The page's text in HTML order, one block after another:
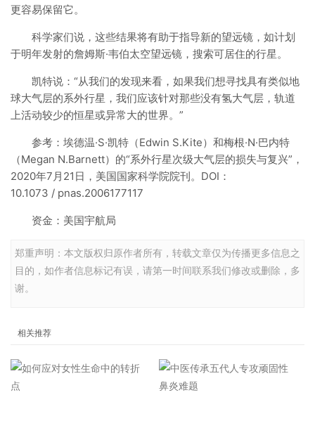
更容易保留它。
科学家们说，这些结果将有助于指导新的望远镜，如计划
于明年发射的詹姆斯·韦伯太空望远镜，搜索可居住的行星。
凯特说：“从我们的发现来看，如果我们想寻找具有类似地
球大气层的系外行星，我们应该针对那些没有氢大气层，轨道
上活动较少的恒星或异常大的世界。”
参考：埃德温·S·凯特（Edwin S.Kite）和梅根·N·巴内特
（Megan N.Barnett）的“系外行星次级大气层的损失与复兴”，
2020年7月21日，美国国家科学院院刊。DOI：
10.1073 / pnas.2006177117
资金：美国宇航局
郑重声明：本文版权归原作者所有，转载文章仅为传播更多信息之
目的，如作者信息标记有误，请第一时间联系我们修改或删除，多
谢。
相关推荐